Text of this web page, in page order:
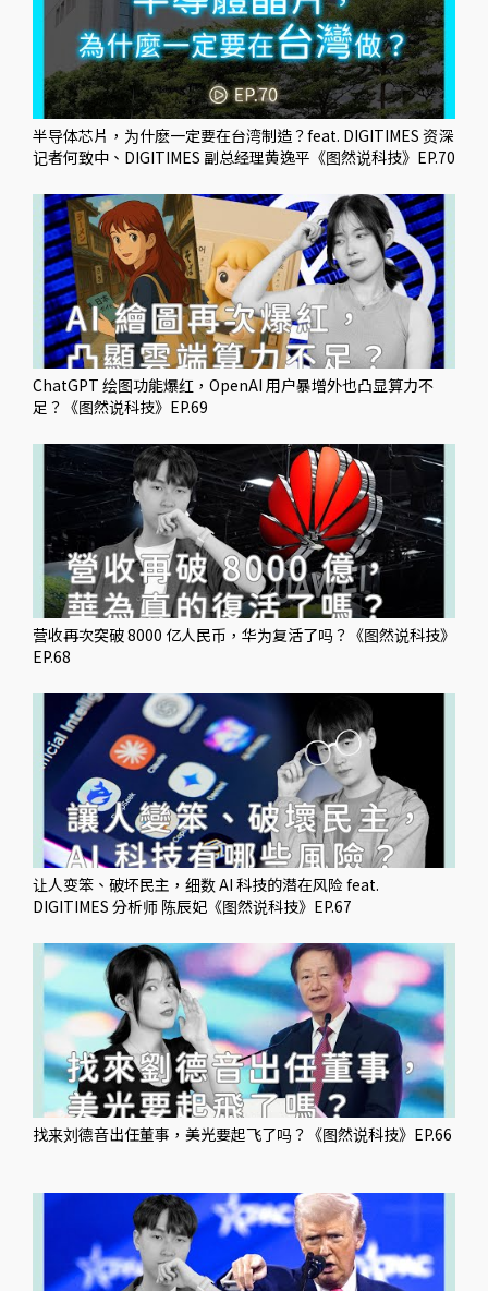
半导体芯片，为什麽一定要在台湾制造？feat. DIGITIMES 资深
记者何致中、DIGITIMES 副总经理黄逸平《图然说科技》EP.70
ChatGPT 绘图功能爆红，OpenAI 用户暴增外也凸显算力不
足？《图然说科技》EP.69
营收再次突破 8000 亿人民币，华为复活了吗？《图然说科技》
EP.68
让人变笨、破坏民主，细数 AI 科技的潜在风险 feat.
DIGITIMES 分析师 陈辰妃《图然说科技》EP.67
找来刘德音出任董事，美光要起飞了吗？《图然说科技》EP.66